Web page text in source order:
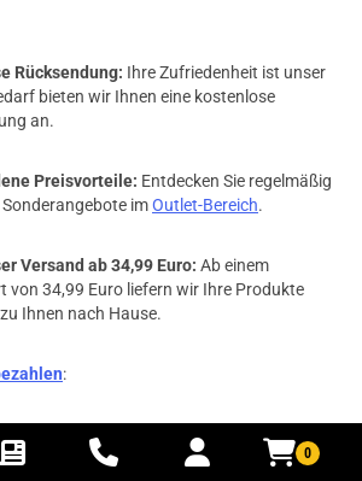
0
Rücksendung: Ihre Zufriedenheit ist unser
bieten wir Ihnen eine kostenlose
an.
Preisvorteile: Entdecken Sie regelmäßig
imOutlet-Bereich.
Versand ab 34,99 Euro: Ab einem
von 34,99 Euro liefern wir Ihre Produkte
Ihnen nach Hause.
:
Kreditkarte (Visa, MasterCard):
Bezahlen Sie
schnell und sicher mit Ihrer Kreditkarte. Wir